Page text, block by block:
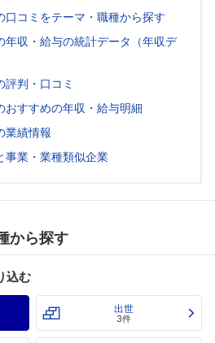
コミをテーマ・職種から探す
年収・給与の統計データ（年収デ
判・口コミ
すすめの年収・給与明細
業績情報
事業・業種類似企業
から探す
込む
出世
3件